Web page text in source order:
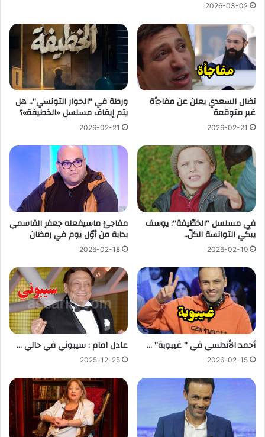
2026-03-02
نضال السعدي يعلن عن مفاجأة
غير متوقعة
2026-02-21
ورطة في “الحوار التونسي”.. هل
يتم إيقاف مسلسل «الخطيفة»؟
2026-02-21
في مسلسل ”الخطّيفة”: يوسف
يبكّي التوانسة الكلّ..
2026-02-19
مفاجئ ماسيفعله جعفر القاسمي
بداية من أوّل يوم في رمضان
2026-02-18
أحمد الأندلسي في ” غيبوبة” …
2026-02-15
عادل امام : سيبوني في حالي …
2025-12-25